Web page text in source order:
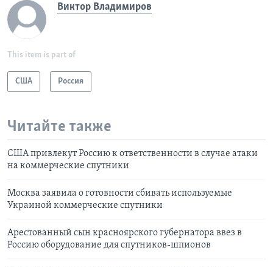
Виктор Владимиров
This item is part of
США Россия
Читайте также
США привлекут Россию к ответственности в случае атаки
на коммерческие спутники
Москва заявила о готовности сбивать используемые
Украиной коммерческие спутники
Арестованный сын красноярского губернатора ввез в
Россию оборудование для спутников-шпионов